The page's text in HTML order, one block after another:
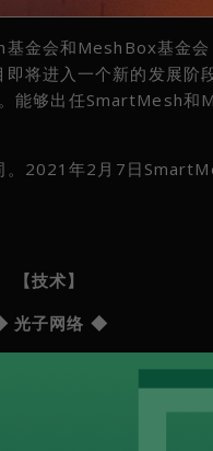
金会和MeshBox基金
将进入一个新的发展阶
能够出任SmartMesh
2021年2月7日
【技术】
光子网络 ◆